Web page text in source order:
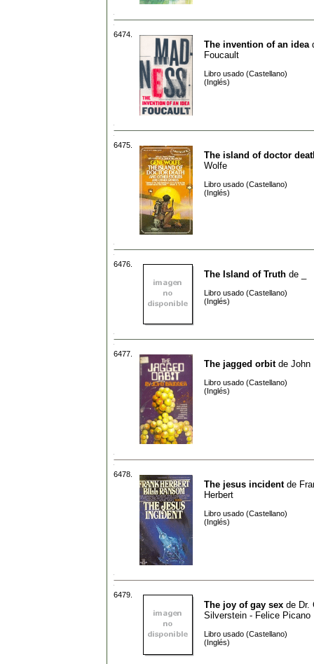
6474.
The invention of an idea
Foucault
Libro usado (Castellano)
(Inglés)
6475.
The island of doctor
Wolfe
Libro usado (Castellano)
(Inglés)
6476.
The Island of Truth de
Libro usado (Castellano)
(Inglés)
6477.
The jagged orbitde John
Libro usado (Castellano)
(Inglés)
6478.
The jesus incidentde
Herbert
Libro usado (Castellano)
(Inglés)
6479.
The joy of gay sex de Dr.
Silverstein - Felice Picano
Libro usado (Castellano)
(Inglés)